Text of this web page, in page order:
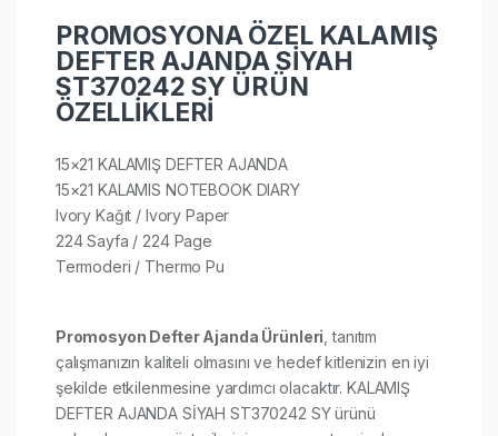
PROMOSYONA ÖZEL KALAMIŞ
DEFTER AJANDA SİYAH
ST370242 SY ÜRÜN
ÖZELLİKLERİ
15×21 KALAMIŞ DEFTER AJANDA
15×21 KALAMIS NOTEBOOK DIARY
Ivory Kağıt / Ivory Paper
224 Sayfa / 224 Page
Termoderi / Thermo Pu​
Promosyon Defter Ajanda Ürünleri , tanıtım
çalışmanızın kaliteli olmasını ve hedef kitlenizin en iyi
şekilde etkilenmesine yardımcı olacaktır. KALAMIŞ
DEFTER AJANDA SİYAH ST370242 SY ürünü